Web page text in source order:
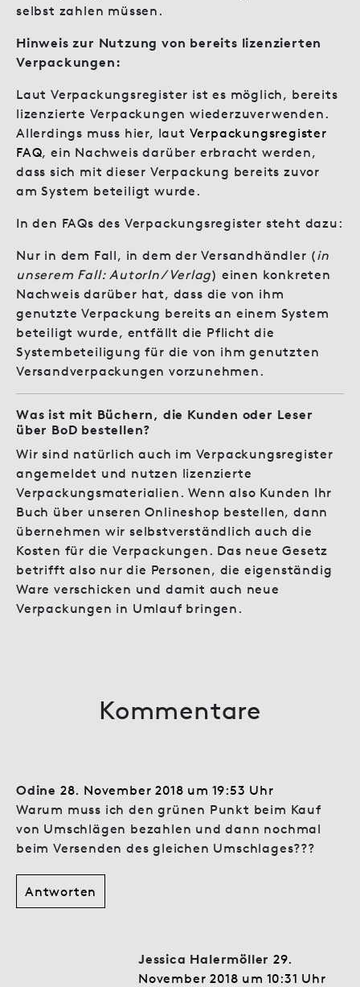
selbst zahlen müssen.
Hinweis zur Nutzung von bereits lizenzierten
Verpackungen:
Laut Verpackungsregister ist es möglich, bereits
lizenzierte Verpackungen wiederzuverwenden.
Allerdings muss hier, laut Verpackungsregister
FAQ, ein Nachweis darüber erbracht werden,
dass sich mit dieser Verpackung bereits zuvor
am System beteiligt wurde.
In den FAQs des Verpackungsregister steht dazu:
Nur in dem Fall, in dem der Versandhändler (in
unserem Fall: AutorIn/ Verlag) einen konkreten
Nachweis darüber hat, dass die von ihm
genutzte Verpackung bereits an einem System
beteiligt wurde, entfällt die Pflicht die
Systembeteiligung für die von ihm genutzten
Versandverpackungen vorzunehmen.
Was ist mit Büchern, die Kunden oder Leser
über BoD bestellen?
Wir sind natürlich auch im Verpackungsregister
angemeldet und nutzen lizenzierte
Verpackungsmaterialien. Wenn also Kunden Ihr
Buch über unseren Onlineshop bestellen, dann
übernehmen wir selbstverständlich auch die
Kosten für die Verpackungen. Das neue Gesetz
betrifft also nur die Personen, die eigenständig
Ware verschicken und damit auch neue
Verpackungen in Umlauf bringen.
Kommentare
Odine 28. November 2018 um 19:53 Uhr
Warum muss ich den grünen Punkt beim Kauf
von Umschlägen bezahlen und dann nochmal
beim Versenden des gleichen Umschlages???
Antworten
Jessica Halermöller 29.
November 2018 um 10:31 Uhr